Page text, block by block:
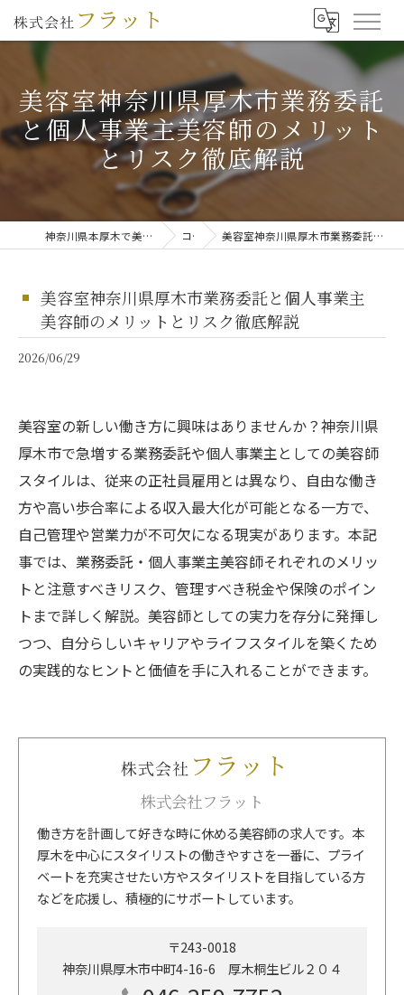
美容室神奈川県厚木市業務委託
と個人事業主美容師のメリット
とリスク徹底解説
神奈川県本厚木で美容師の求人なら株式会社フラット コラム 美容室神奈川県厚木市業務委託と個人事業主美容師のメリットとリスク徹底解説
美容室神奈川県厚木市業務委託と個人事業主
美容師のメリットとリスク徹底解説
2026/06/29
美容室の新しい働き方に興味はありませんか？神奈川県
厚木市で急増する業務委託や個人事業主としての美容師
スタイルは、従来の正社員雇用とは異なり、自由な働き
方や高い歩合率による収入最大化が可能となる一方で、
自己管理や営業力が不可欠になる現実があります。本記
事では、業務委託・個人事業主美容師それぞれのメリッ
トと注意すべきリスク、管理すべき税金や保険のポイン
トまで詳しく解説。美容師としての実力を存分に発揮し
つつ、自分らしいキャリアやライフスタイルを築くため
の実践的なヒントと価値を手に入れることができます。
株式会社フラット
働き方を計画して好きな時に休める美容師の求人です。本
厚木を中心にスタイリストの働きやすさを一番に、プライ
ベートを充実させたい方やスタイリストを目指している方
などを応援し、積極的にサポートしています。
〒243-0018
神奈川県厚木市中町4-16-6 厚木桐生ビル２０４